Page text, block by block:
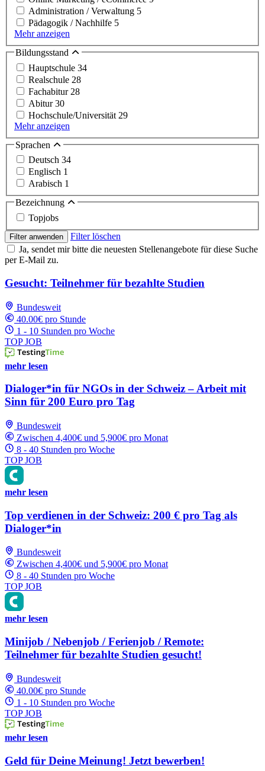
Administration / Verwaltung 5
Pädagogik / Nachhilfe 5
Mehr anzeigen
Bildungsstand
Hauptschule 34
Realschule 28
Fachabitur 28
Abitur30
Hochschule/Universität 29
Mehr anzeigen
Sprachen
Deutsch 34
Englisch 1
Arabisch 1
Bezeichnung
Topjobs
Filter anwenden
Filter löschen
Ja, sendet mir bitte die neuesten Stellenangebote für diese Suche
per E-Mail zu.
Gesucht: Teilnehmer für bezahlte Studien
Bundesweit
40.00€ pro Stunde
1 - 10 Stunden pro Woche
TOP JOB
mehr lesen
Dialoger*in für NGOs in der Schweiz – Arbeit mit
Sinn für 200 Euro pro Tag
Bundesweit
Zwischen 4,400€ und 5,900€ pro Monat
8 - 40 Stunden pro Woche
TOP JOB
mehr lesen
Top verdienen in der Schweiz: 200 € pro Tag als
Dialoger*in
Bundesweit
Zwischen 4,400€ und 5,900€ pro Monat
8 - 40 Stunden pro Woche
TOP JOB
mehr lesen
Minijob / Nebenjob / Ferienjob / Remote:
Teilnehmer für bezahlte Studien gesucht!
Bundesweit
40.00€ pro Stunde
1 - 10 Stunden pro Woche
TOP JOB
mehr lesen
Geld für Deine Meinung! Jetzt bewerben!